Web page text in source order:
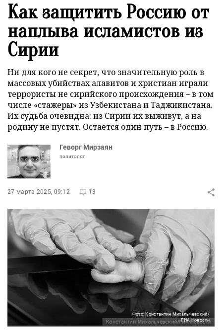
Как защитить Россию от
наплыва исламистов из
Сирии
Ни для кого не секрет, что значительную роль в
массовых убийствах алавитов и христиан играли
террористы не сирийского происхождения – в том
числе «стажеры» из Узбекистана и Таджикистана.
Их судьба очевидна: из Сирии их выживут, а на
родину не пустят. Остается один путь – в Россию.
Геворг Мирзаян
политолог
27 марта 2025, 09:12 13
Фото: Константин Михальчевский/
РИА Новости